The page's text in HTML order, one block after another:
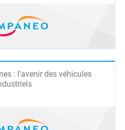
: l'avenir des véhicules